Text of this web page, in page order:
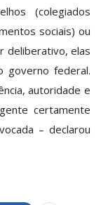
(colegiados
sociais) ou
deliberativo, elas
governo federal.
autoridade e
certamente
– declarou